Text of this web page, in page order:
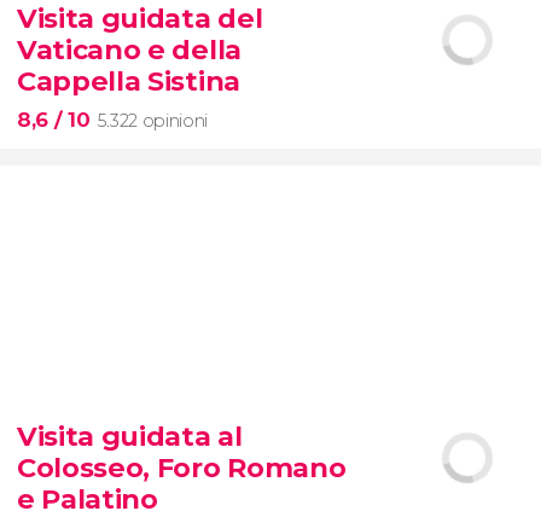
tour dei contrasti di New York
Visita guidata del
Vaticano e della
Cappella Sistina
8,6 / 10 5.322 opinioni
Musei Vaticani e
Sistina
Visita guidata al
Colosseo, Foro Romano
e Palatino